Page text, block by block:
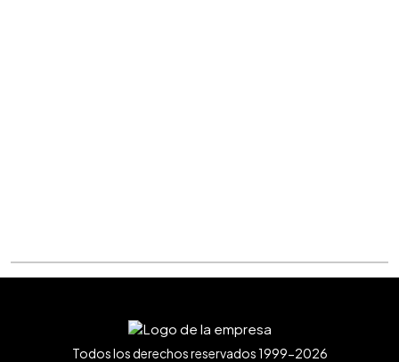
Todos los derechos reservados 1999-2026